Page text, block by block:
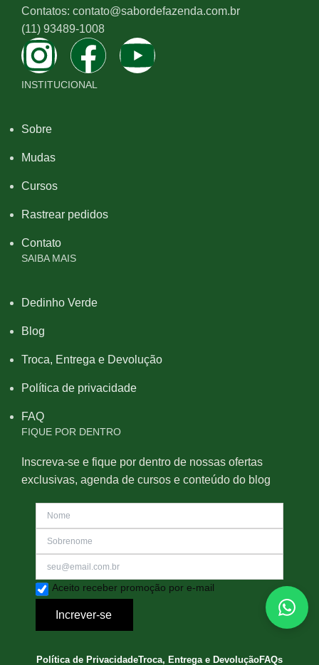
Contatos: contato@sabordefazenda.com.br
(11) 93489-1008
INSTITUCIONAL
Sobre
Mudas
Cursos
Rastrear pedidos
Contato
SAIBA MAIS
Dedinho Verde
Blog
Troca, Entrega e Devolução
Política de privacidade
FAQ
FIQUE POR DENTRO
Inscreva-se e fique por dentro de nossas ofertas
exclusivas, agenda de cursos e conteúdo do blog
Aceito receber promoção por e-mail
Increver-se
Política de PrivacidadeTroca, Entrega e DevoluçãoFAQs